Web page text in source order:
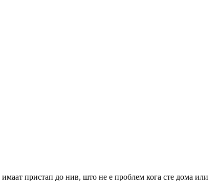
пристап до нив, што не е проблем кога сте дома или